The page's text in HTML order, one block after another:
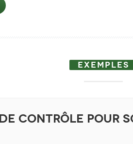
EXEMPLES
contrôle pour